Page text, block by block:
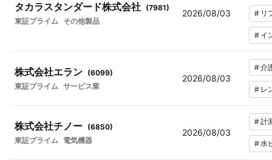
タカラスタンダード株式会社 (7981)
東証プライム その他製品
2026/08/03 # リ
# イ
株式会社エラン (6099)
東証プライム サービス業
2026/08/03
#介
# レ
株式会社チノー (6850)
東証プライム 電気機器
2026/08/03
#計
#水